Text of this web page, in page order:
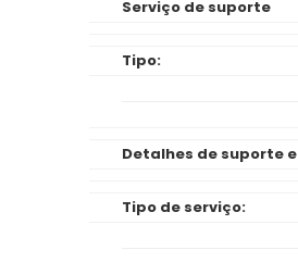
Serviço de suporte
Tipo:
Detalhes de suporte
Tipo de serviço: